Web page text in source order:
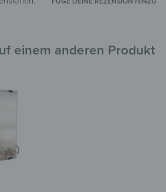
einem anderen Produkt